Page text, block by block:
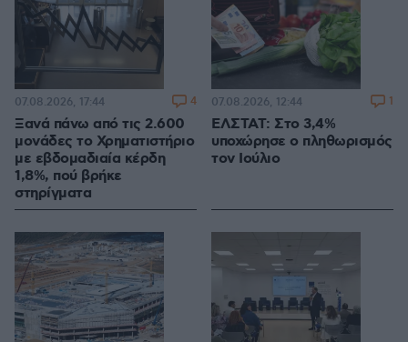
Ξανά πάνω από τις 2.600
μονάδες το Χρηματιστήριο
με εβδομαδιαία κέρδη
1,8%, πού βρήκε
στηρίγματα
07.08.2026, 17:44 4
ΕΛΣΤΑΤ: Στο 3,4%
υποχώρησε ο πληθωρισμός
τον Ιούλιο
07.08.2026, 12:44 1